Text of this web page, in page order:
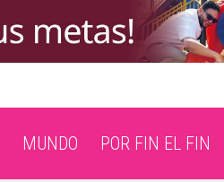
MUNDO POR FIN EL FIN